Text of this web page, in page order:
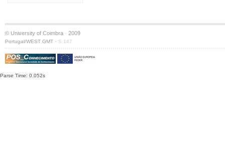
© University of Coimbra · 2009
Portugal/WEST GMT · S:147
Parse Time: 0.052s